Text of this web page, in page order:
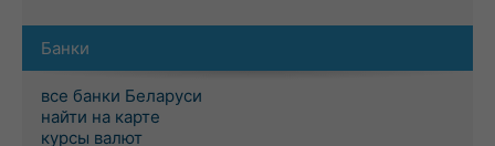
Банки
все банки Беларуси
найти на карте
курсы валют